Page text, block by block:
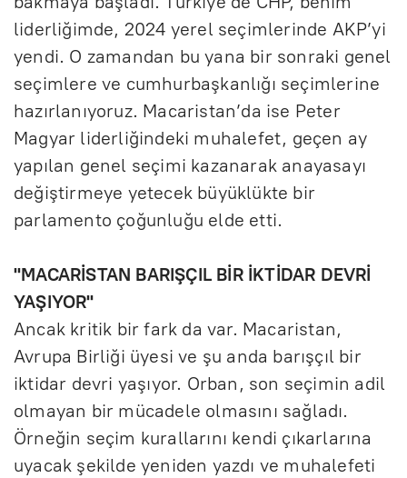
liderliğimde, 2024 yerel seçimlerinde AKP’yi
yendi. O zamandan bu yana bir sonraki genel
seçimlere ve cumhurbaşkanlığı seçimlerine
hazırlanıyoruz. Macaristan’da ise Peter
Magyar liderliğindeki muhalefet, geçen ay
yapılan genel seçimi kazanarak anayasayı
değiştirmeye yetecek büyüklükte bir
parlamento çoğunluğu elde etti.
"MACARİSTAN BARIŞÇIL BİR İKTİDAR DEVRİ
YAŞIYOR"
Ancak kritik bir fark da var. Macaristan,
Avrupa Birliği üyesi ve şu anda barışçıl bir
iktidar devri yaşıyor. Orban, son seçimin adil
olmayan bir mücadele olmasını sağladı.
Örneğin seçim kurallarını kendi çıkarlarına
uyacak şekilde yeniden yazdı ve muhalefeti